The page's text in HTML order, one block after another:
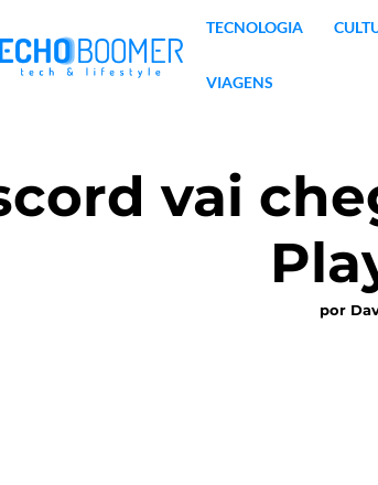
TECNOLOGIA
VIAGENS
vai
por